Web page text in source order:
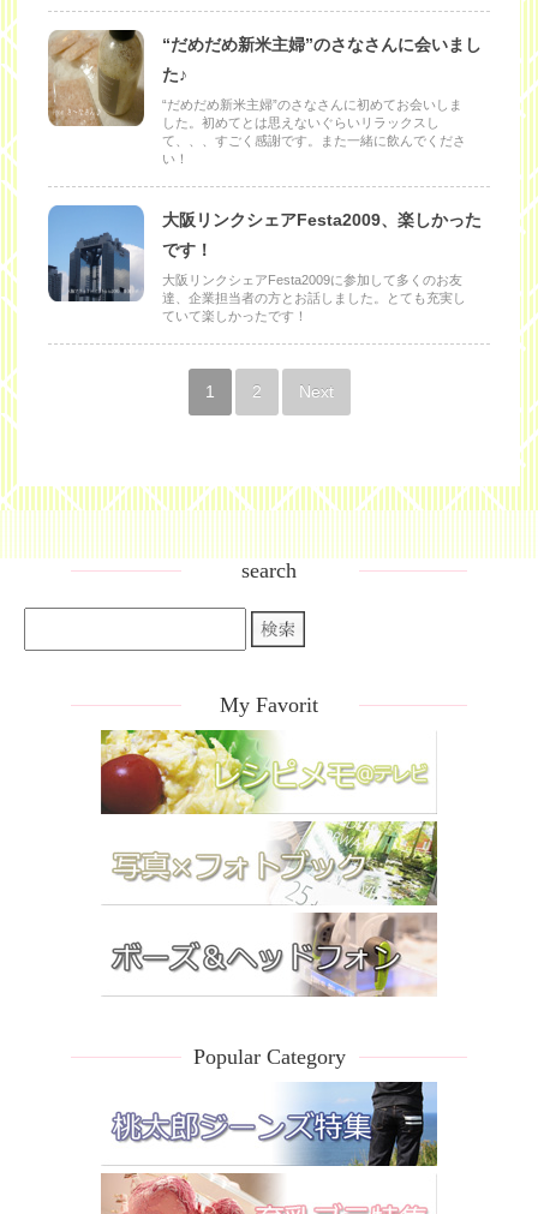
“だめだめ新米主婦”のさなさんに会いまし
た♪
“だめだめ新米主婦”のさなさんに初めてお会いしま
した。初めてとは思えないぐらいリラックスし
て、、、すごく感謝です。また一緒に飲んでくださ
い！
大阪リンクシェアFesta2009、楽しかった
です！
大阪リンクシェアFesta2009に参加して多くのお友
達、企業担当者の方とお話しました。とても充実し
ていて楽しかったです！
1 2 Next
search
My Favorit
Popular Category